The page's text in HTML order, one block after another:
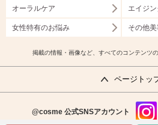
オーラルケア エイジ
女性特有のお悩み その他
掲載の情報・画像など、すべてのコンテンツ
ページトッ
@cosme 公式SNSアカウント